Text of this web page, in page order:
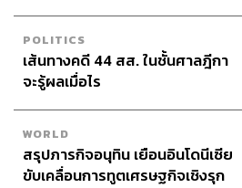
POLITICS
เส้นทางคดี 44 สส. ในชั้นศาลฎีกา
จะรู้ผลเมื่อไร
WORLD
สรุปภารกิจอนุทิน เยือนอินโดนีเซีย
ขับเคลื่อนการทูตเศรษฐกิจเชิงรุก